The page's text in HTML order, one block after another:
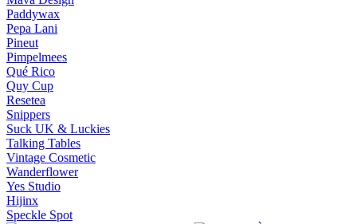
Paddywax
Pepa Lani
Pineut
Pimpelmees
Qué Rico
Quy Cup
Resetea
Snippers
Suck UK & Luckies
Talking Tables
Vintage Cosmetic
Wanderflower
Yes Studio
Hijinx
Speckle Spot